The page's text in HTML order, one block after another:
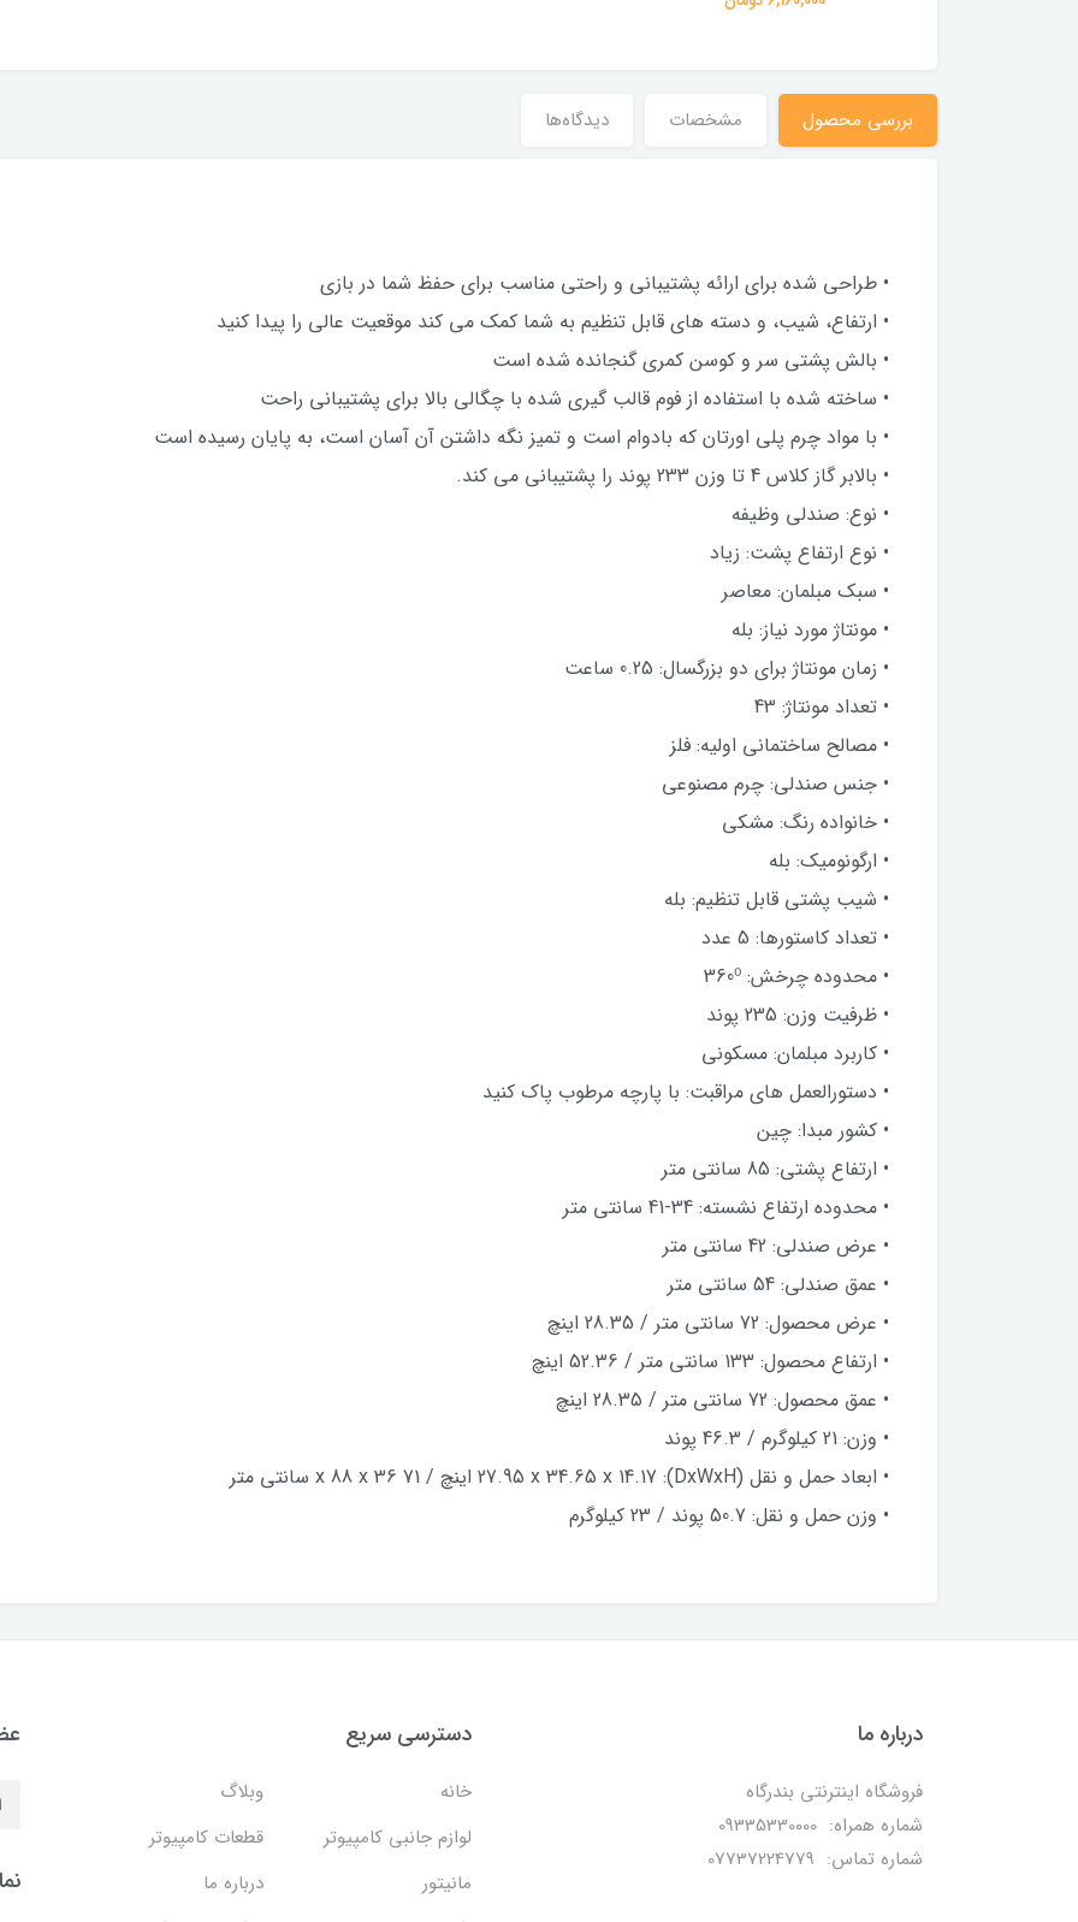
بررسى محصول مشخصات دیدگاه‌ها
• طراحی شده برای ارائه پشتیبانی و راحتی مناسب برای حفظ شما در بازی
• ارتفاع، شیب، و دسته های قابل تنظیم به شما کمک می کند موقعیت عالی را پیدا کنید
• بالش پشتی سر و کوسن کمری گنجانده شده است
• ساخته شده با استفاده از فوم قالب گیری شده با چگالی بالا برای پشتیبانی راحت
• با مواد چرم پلی اورتان که بادوام است و تمیز نگه داشتن آن آسان است، به پایان رسیده است
• بالابر گاز کلاس 4 تا وزن 233 پوند را پشتیبانی می کند.
• نوع: صندلی وظیفه
• نوع ارتفاع پشت: زیاد
• سبک مبلمان: معاصر
• مونتاژ مورد نیاز: بله
• زمان مونتاژ برای دو بزرگسال: 0.25 ساعت
• تعداد مونتاژ: 43
• مصالح ساختمانی اولیه: فلز
• جنس صندلی: چرم مصنوعی
• خانواده رنگ: مشکی
• ارگونومیک: بله
• شیب پشتی قابل تنظیم: بله
• تعداد کاستورها: 5 عدد
• محدوده چرخش: 360⁰
• ظرفیت وزن: 235 پوند
• کاربرد مبلمان: مسکونی
• دستورالعمل های مراقبت: با پارچه مرطوب پاک کنید
• کشور مبدا: چین
• ارتفاع پشتی: 85 سانتی متر
• محدوده ارتفاع نشسته: 34-41 سانتی متر
• عرض صندلی: 42 سانتی متر
• عمق صندلی: 54 سانتی متر
• عرض محصول: 72 سانتی متر / 28.35 اینچ
• ارتفاع محصول: 133 سانتی متر / 52.36 اینچ
• عمق محصول: 72 سانتی متر / 28.35 اینچ
• وزن: 21 کیلوگرم / 46.3 پوند
• ابعاد حمل و نقل (DxWxH): 27.95 x 34.65 x 14.17 اینچ / 71 x 88 x 36 سانتی متر
• وزن حمل و نقل: 50.7 پوند / 23 کیلوگرم
درباره ما
فروشگاه اینترنتی بندرگاه
شماره همراه: 09335330000
شماره تماس: 07737224779
دسترسی سریع
خانه
وبلاگ
لوازم جانبی کامپیوتر
قطعات کامپیوتر
مانیتور
درباره ما